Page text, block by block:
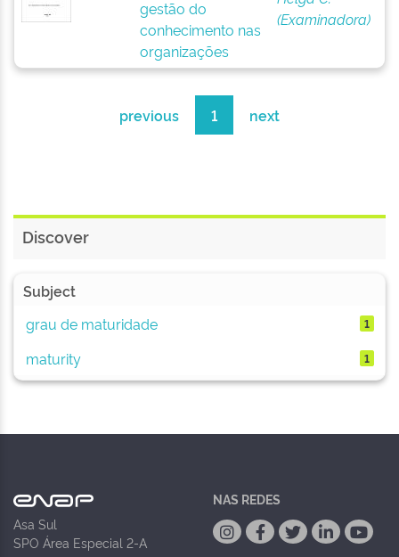
gestão do
conhecimento nas
organizações
(Examinadora)
previous 1 next
Discover
Subject
grau de maturidade
1
maturity 1
Asa Sul
SPO Área Especial 2-A
NAS REDES